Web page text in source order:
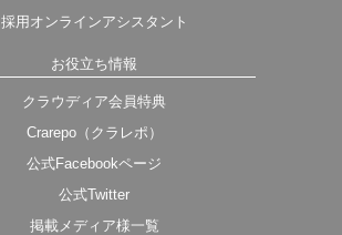
採用オンラインアシスタント
お役立ち情報
クラウディア会員特典
Crarepo（クラレポ）
公式Facebookページ
公式Twitter
掲載メディア様一覧